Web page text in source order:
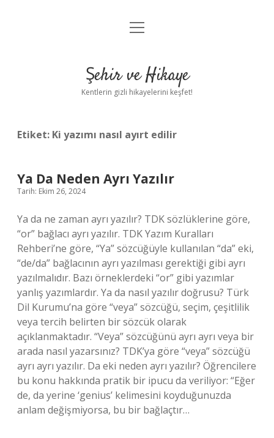
Anasayfa
Yasal Uyarı
menüyü
Şehir ve Hikaye
Kentlerin gizli hikayelerini keşfet!
Etiket: Ki yazımı nasıl ayırt edilir
Ya Da Neden Ayrı Yazılır
Tarih: Ekim 26, 2024
Ya da ne zaman ayrı yazılır? TDK sözlüklerine göre,
“or” bağlacı ayrı yazılır. TDK Yazım Kuralları
Rehberi’ne göre, “Ya” sözcüğüyle kullanılan “da” eki,
“de/da” bağlacının ayrı yazılması gerektiği gibi ayrı
yazılmalıdır. Bazı örneklerdeki “or” gibi yazımlar
yanlış yazımlardır. Ya da nasıl yazılır doğrusu? Türk
Dil Kurumu’na göre “veya” sözcüğü, seçim, çeşitlilik
veya tercih belirten bir sözcük olarak
açıklanmaktadır. “Veya” sözcüğünü ayrı ayrı veya bir
arada nasıl yazarsınız? TDK’ya göre “veya” sözcüğü
ayrı ayrı yazılır. Da eki neden ayrı yazılır? Öğrencilere
bu konu hakkında pratik bir ipucu da veriliyor: “Eğer
de, da yerine ‘genius’ kelimesini koyduğunuzda
anlam değişmiyorsa, bu bir bağlaçtır…